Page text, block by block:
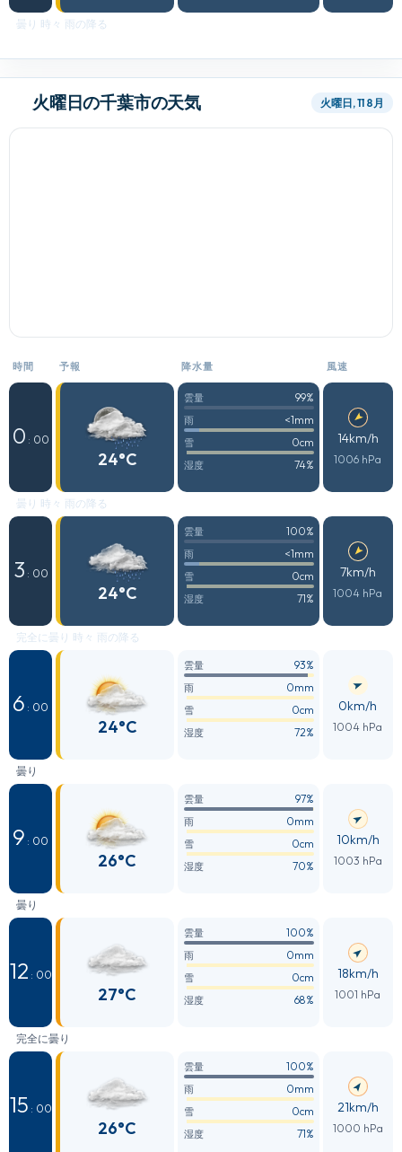
曇り 時々 雨の降る
火曜日の千葉市の天気 火曜日, 11 8月
時間 予報 降水量 風速
0 : 00
24°C
雲量 99%
雨 <1mm
雪 0cm
湿度 74%
14km/h
1006 hPa
曇り 時々 雨の降る
3 : 00
24°C
雲量 100%
雨 <1mm
雪 0cm
湿度 71%
7km/h
1004 hPa
完全に曇り 時々 雨の降る
6 : 00
24°C
雲量 93%
雨 0mm
雪 0cm
湿度 72%
0km/h
1004 hPa
曇り
9 : 00
26°C
雲量 97%
雨 0mm
雪 0cm
湿度 70%
10km/h
1003 hPa
曇り
12 : 00
27°C
雲量 100%
雨 0mm
雪 0cm
湿度 68%
18km/h
1001 hPa
完全に曇り
15 : 00
26°C
雲量 100%
雨 0mm
雪 0cm
湿度 71%
21km/h
1000 hPa